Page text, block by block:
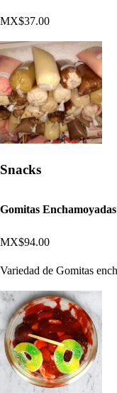
MX$37.00
Snacks
Gomitas
MX$94.00
Variedad de Gomitas